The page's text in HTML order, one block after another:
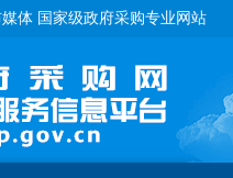
体 国家级政府采购专业网站